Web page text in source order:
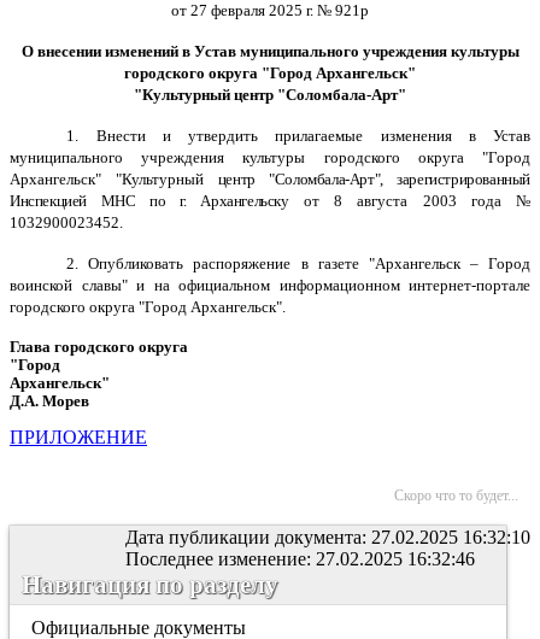
от 27 февраля 2025 г. № 921р
О внесении изменений в Устав муниципального учреждения культуры
городского округа "Город Архангельск"
"Культурный центр "Соломбала-Арт"
1. Внести и утвердить прилагаемые изменения в Устав
муниципального учреждения культуры городского округа "Город
Архангельск" "Культурный центр "Соломбала-Арт", зарегистрированный
Инспекцией МНС по г. Архангельскуот 8 августа 2003 года №
1032900023452.
2. Опубликовать распоряжение в газете "Архангельск – Город
воинской славы" и на официальном информационном интернет-портале
городского округа "Город Архангельск".
Глава городского округа
"Город
Архангельск"
Д.А. Морев
ПРИЛОЖЕНИЕ
Скоро что то будет...
Дата публикации документа: 27.02.2025 16:32:10
Последнее изменение: 27.02.2025 16:32:46
Навигация по разделу
Официальные документы